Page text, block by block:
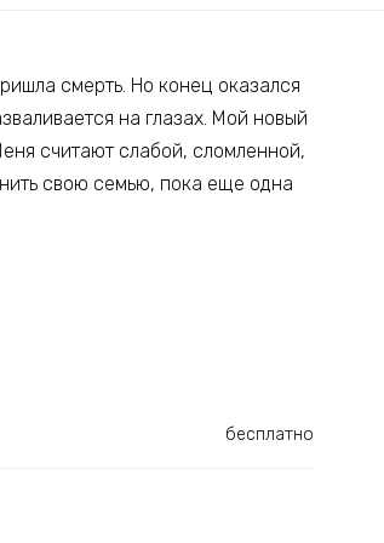
смерть. Но конец оказался
на глазах. Мой новый
считают слабой, сломленной,
свою семью, пока еще одна
бесплатно